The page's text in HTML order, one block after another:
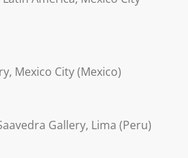
Mexico City (Mexico)
Gallery, Lima (Peru)